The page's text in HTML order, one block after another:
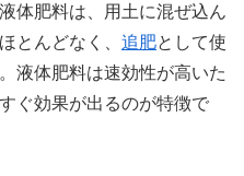
体肥料は、用土に混ぜ込ん
とんどなく、 追肥として使
液体肥料は速効性が高いた
ぐ効果が出るのが特徴で